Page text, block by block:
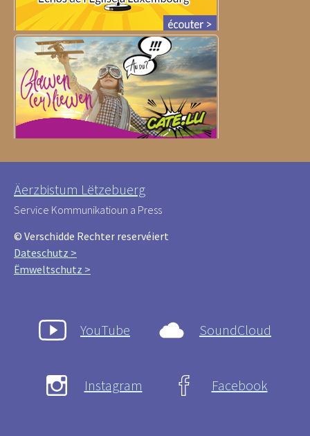
Äerzbistum Lëtzebuerg
Service Kommunikatioun a Press
© Verschidde Rechter reservéiert
Dateschutz >
Ëmweltschutz >
YouTube SoundCloud
Instagram Facebook